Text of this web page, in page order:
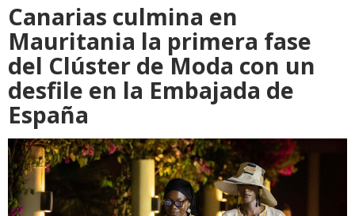
Canarias culmina en
Mauritania la primera fase
del Clúster de Moda con un
desfile en la Embajada de
España